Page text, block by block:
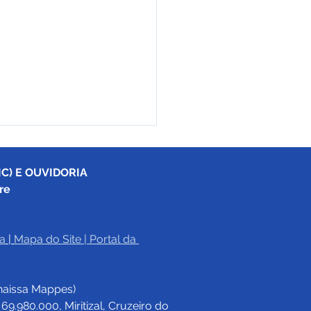
é prioridade
E OUVIDORIA
| Mapa do Site | Portal da
Mappes)
Miritizal, Cruzeiro do